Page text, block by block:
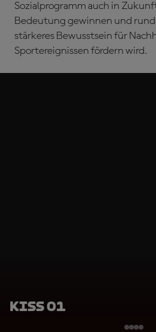
Sozialprogramm auch in
Bedeutung gewinnen und rund
stärkeres Bewusstsein für
Sportereignissen fördern wird.
KiSS 01